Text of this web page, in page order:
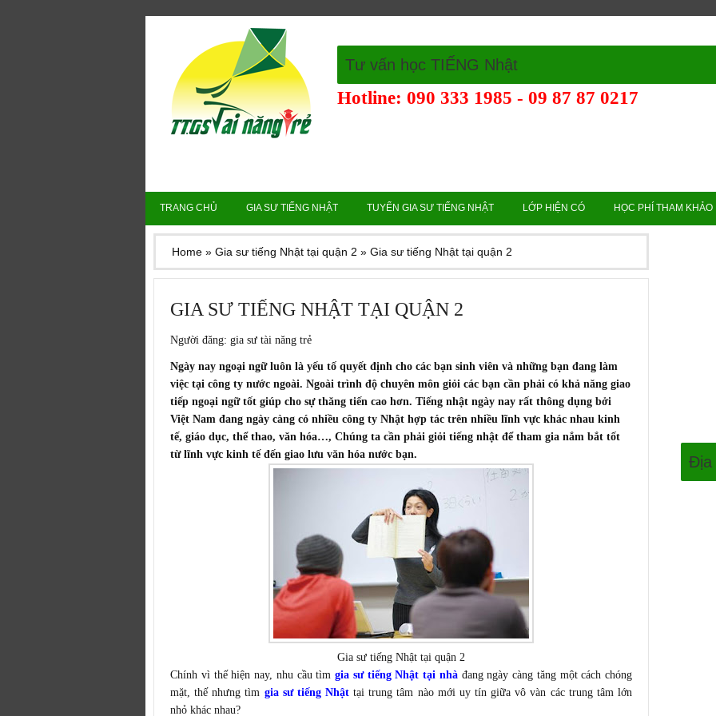
Tư vấn học TIẾNG Nhật
Hotline: 090 333 1985 - 09 87 87 0217
TRANG CHỦ GIA SƯ TIẾNG NHẬT TUYỂN GIA SƯ TIẾNG NHẬT LỚP HIỆN CÓ HỌC PHÍ THAM KHẢO
Home » Gia sư tiếng Nhật tại quận 2 » Gia sư tiếng Nhật tại quận 2
GIA SƯ TIẾNG NHẬT TẠI QUẬN 2
Người đăng: gia sư tài năng trẻ
Ngày nay ngoại ngữ luôn là yếu tố quyết định cho các bạn sinh viên và những bạn đang làm
việc tại công ty nước ngoài. Ngoài trình độ chuyên môn giỏi các bạn cần phải có khả năng giao
tiếp ngoại ngữ tốt giúp cho sự thăng tiến cao hơn. Tiếng nhật ngày nay rất thông dụng bởi
Việt Nam đang ngày càng có nhiều công ty Nhật hợp tác trên nhiều lĩnh vực khác nhau kinh
tế, giáo dục, thể thao, văn hóa…, Chúng ta cần phải giỏi tiếng nhật để tham gia nắm bắt tốt
từ lĩnh vực kinh tế đến giao lưu văn hóa nước bạn.
Gia sư tiếng Nhật tại quận 2
Chính vì thế hiện nay, nhu cầu tìm gia sư tiếng Nhật tại nhàđang ngày càng tăng một cách chóng
mặt, thế nhưng tìm gia sư tiếng Nhật tại trung tâm nào mới uy tín giữa vô vàn các trung tâm lớn
nhỏ khác nhau?
Địa